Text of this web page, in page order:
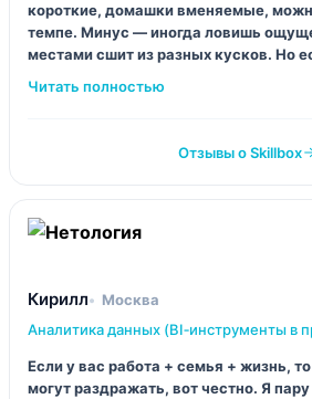
короткие, домашки вменяемые,
темпе. Минус — иногда ловишь
местами сшит из разных кусков. Но
доделывать задания, прогресс
Отзывы о Skillbox
Кирилл
Москва
Аналитика данных (BI‑инструменты в
Если у вас работа + семья + жизнь,
могут раздражать, вот честно. Я